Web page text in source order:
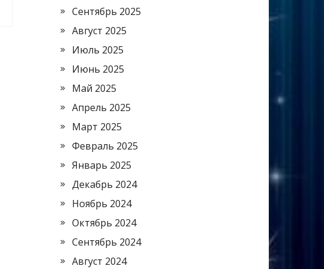
Сентябрь 2025
Август 2025
Июль 2025
Июнь 2025
Май 2025
Апрель 2025
Март 2025
Февраль 2025
Январь 2025
Декабрь 2024
Ноябрь 2024
Октябрь 2024
Сентябрь 2024
Август 2024